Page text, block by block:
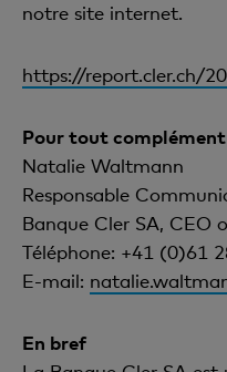
notre site internet.
https://report.cler.ch/
Pour tout
Natalie Waltmann
Responsable
Banque Cler SA, CEO
Téléphone: +41 (0)61
E-mail:
En bref